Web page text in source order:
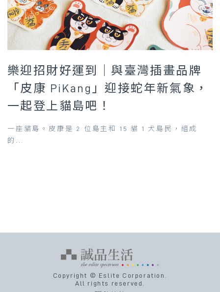
樂迎招財好運到｜與臺灣插畫品牌
「皮康 PiKang」迎接蛇年新氣象，
一起登上貓島吧！
一座貓島。皮康是 2 位島主和 15 貓 1 犬島民，組成
的...
Copyright © Eslite Corporation.
All rights reserved.